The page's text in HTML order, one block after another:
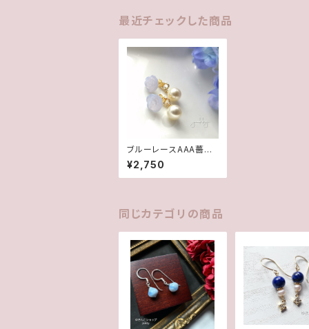
最近チェックした商品
ブルーレースAAA薔薇
✽スワロフスキーパー
ル★2WAYポストピアス
¥2,750
同じカテゴリの商品